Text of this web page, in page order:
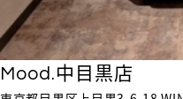
Mood.中目黒店